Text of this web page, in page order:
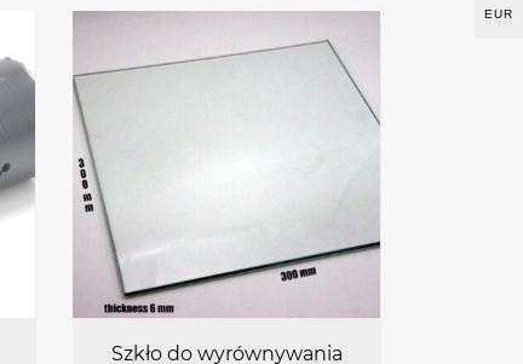
Szkło do wyrównywania
EUR